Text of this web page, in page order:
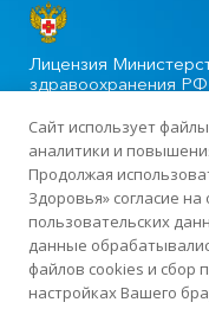
Лицензия
здравоохранения РФ
©2020-2025
«Центр Здоровья» в
Лицензия: ЛО-77-01-
7726423383 · ОГРН
Сайт использует
аналитики и
Продолжая
Здоровья» согласие
пользовательских
данные
файлов cookies и сбор
настройках Вашего